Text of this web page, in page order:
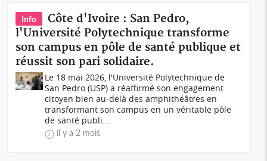
Info
Côte d'Ivoire : San Pedro,
l'Université Polytechnique transforme
son campus en pôle de santé publique et
réussit son pari solidaire.
Le 18 mai 2026, l'Université Polytechnique de
San Pedro (USP) a réaffirmé son engagement
citoyen bien au-delà des amphithéâtres en
transformant son campus en un véritable pôle
de santé publi...
il y a 2 mois